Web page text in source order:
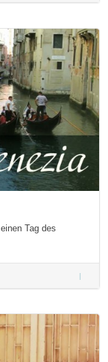
– Auf
alten
Tag des
– Video